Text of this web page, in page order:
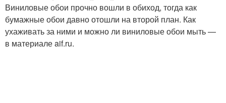
Виниловые обои прочно вошли в обиход, тогда как
бумажные обои давно отошли на второй план. Как
ухаживать за ними и можно ли виниловые обои мыть —
в материале aif.ru.